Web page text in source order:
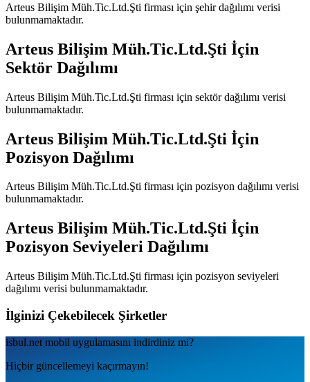
Arteus Bilişim Müh.Tic.Ltd.Şti firması için şehir dağılımı verisi
bulunmamaktadır.
Arteus Bilişim Müh.Tic.Ltd.Şti İçin
Sektör Dağılımı
Arteus Bilişim Müh.Tic.Ltd.Şti firması için sektör dağılımı verisi
bulunmamaktadır.
Arteus Bilişim Müh.Tic.Ltd.Şti İçin
Pozisyon Dağılımı
Arteus Bilişim Müh.Tic.Ltd.Şti firması için pozisyon dağılımı verisi
bulunmamaktadır.
Arteus Bilişim Müh.Tic.Ltd.Şti İçin
Pozisyon Seviyeleri Dağılımı
Arteus Bilişim Müh.Tic.Ltd.Şti firması için pozisyon seviyeleri
dağılımı verisi bulunmamaktadır.
İlginizi Çekebilecek Şirketler
isbul.net mobil uygulamаsını indirdiniz mi?
Hiçbir güncellemeyi kaçırmayın!